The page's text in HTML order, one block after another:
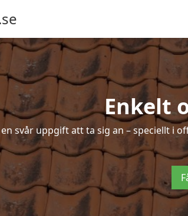
Enkelt
svår uppgift att ta sig an – speciellt i